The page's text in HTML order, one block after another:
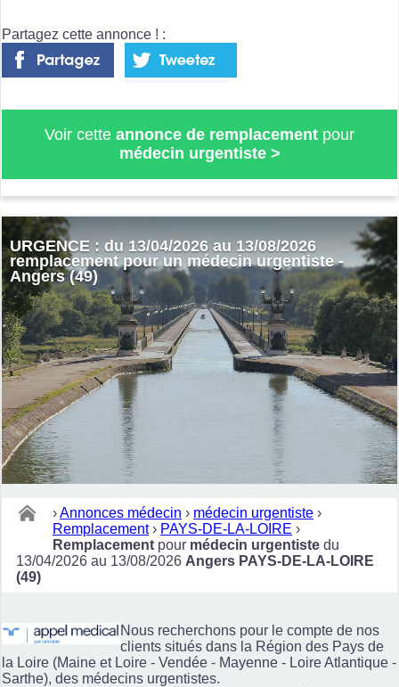
Partagez cette annonce ! :
Voir cette annonce de remplacement pour
médecin urgentiste>
URGENCE : du 13/04/2026 au 13/08/2026
remplacement pour un médecin urgentiste -
Angers (49)
›Annonces médecin › médecin urgentiste ›
Remplacement › PAYS-DE-LA-LOIRE ›
Remplacement pour médecin urgentiste du
13/04/2026 au 13/08/2026 Angers PAYS-DE-LA-LOIRE
(49)
Nous recherchons pour le compte de nos
clients situés dans la Région des Pays de
la Loire (Maine et Loire - Vendée - Mayenne - Loire Atlantique -
Sarthe), des médecins urgentistes.